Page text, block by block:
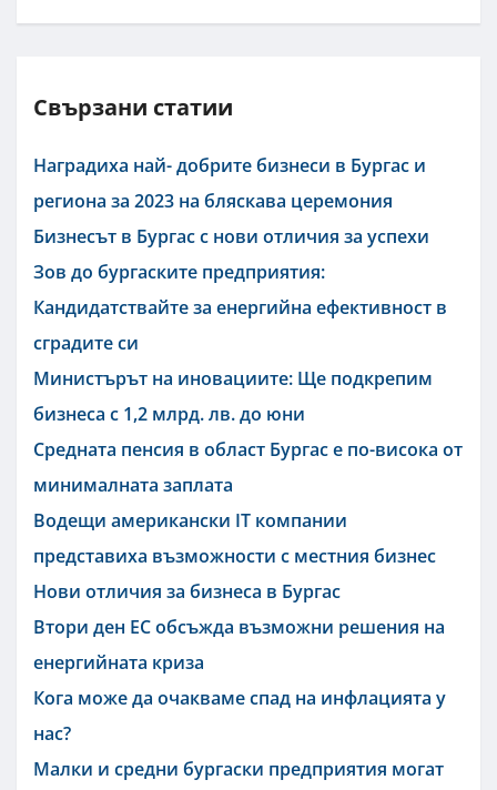
Свързани статии
Наградиха най- добрите бизнеси в Бургас и
региона за 2023 на бляскава церемония
Бизнесът в Бургас с нови отличия за успехи
Зов до бургаските предприятия:
Кандидатствайте за енергийна ефективност в
сградите си
Министърът на иновациите: Ще подкрепим
бизнеса с 1,2 млрд. лв. до юни
Средната пенсия в област Бургас е по-висока от
минималната заплата
Водещи американски IT компании
представиха възможности с местния бизнес
Нови отличия за бизнеса в Бургас
Втори ден ЕС обсъжда възможни решения на
енергийната криза
Кога може да очакваме спад на инфлацията у
нас?
Малки и средни бургаски предприятия могат